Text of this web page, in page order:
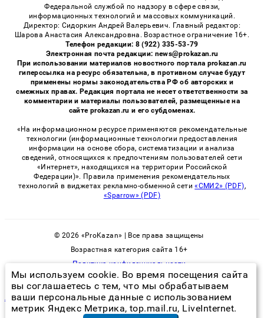
Федеральной службой по надзору в сфере связи,
информационных технологий и массовых коммуникаций.
Директор: Сидоркин Андрей Валерьевич. Главный редактор:
Шарова Анастасия Александровна. Возрастное ограничение 16+.
Телефон редакции: 8 (922) 335-53-79
Электронная почта редакции: news@prokazan.ru
При использовании материалов новостного портала prokazan.ru
гиперссылка на ресурс обязательна, в противном случае будут
применены нормы законодательства РФ об авторских и
смежных правах. Редакция портала не несет ответственности за
комментарии и материалы пользователей, размещенные на
сайте prokazan.ru и его субдоменах.
«На информационном ресурсе применяются рекомендательные
технологии (информационные технологии предоставления
информации на основе сбора, систематизации и анализа
сведений, относящихся к предпочтениям пользователей сети
«Интернет», находящихся на территории Российской
Федерации)». Правила применения рекомендательных
технологий в виджетах рекламно-обменной сети«СМИ2» (PDF),
«Sparrow» (PDF)
© 2026 «ProKazan» | Все права защищены
Возрастная категория сайта 16+
Политика конфиденциальности
ловушка для тараканов инструкция
Мы используем cookie. Во время посещения сайта
вы соглашаетесь с тем, что мы обрабатываем
ваши персональные данные с использованием
метрик Яндекс Метрика, top.mail.ru, LiveInternet.